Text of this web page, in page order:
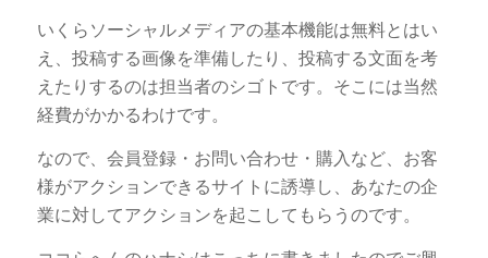
いくらソーシャルメディアの基本機能は無料とはい
え、投稿する画像を準備したり、投稿する文面を考
えたりするのは担当者のシゴトです。そこには当然
経費がかかるわけです。
なので、会員登録・お問い合わせ・購入など、お客
様がアクションできるサイトに誘導し、あなたの企
業に対してアクションを起こしてもらうのです。